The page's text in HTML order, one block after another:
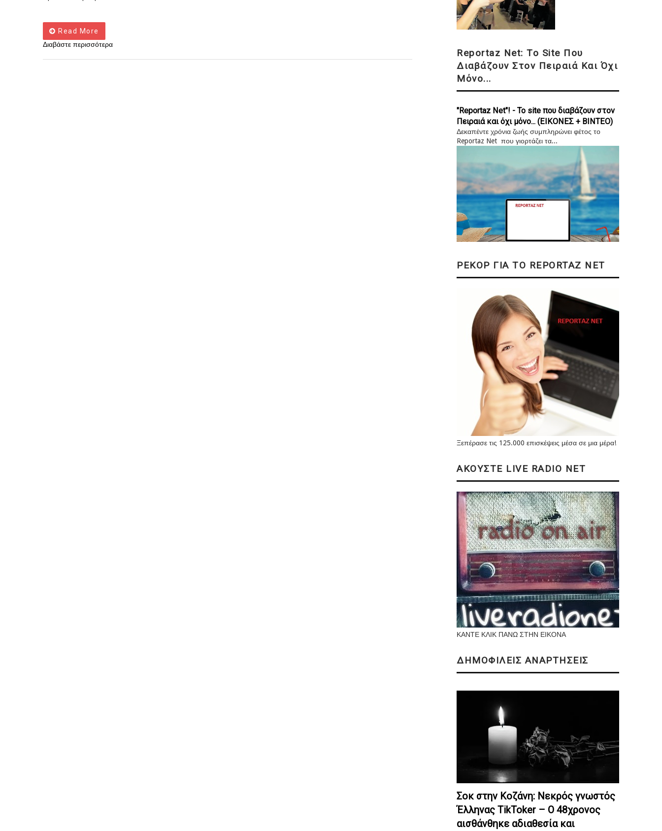
Read More
Διαβάστε περισσότερα
Reportaz Net: Το Site Που
Διαβάζουν Στον Πειραιά Και Όχι
Μόνο...
"Reportaz Net"! - Το site που διαβάζουν στον
Πειραιά και όχι μόνο... (ΕΙΚΟΝΕΣ + ΒΙΝΤΕΟ)
Δεκαπέντε χρόνια ζωής συμπληρώνει φέτος το
Reportaz Net που γιορτάζει τα...
ΡΕΚΟΡ ΓΙΑ ΤΟ REPORTAZ NET
Ξεπέρασε τις 125.000 επισκέψεις μέσα σε μια μέρα!
ΑΚΟΥΣΤΕ LIVE RADIO NET
ΚΑΝΤΕ ΚΛΙΚ ΠΑΝΩ ΣΤΗΝ ΕΙΚΟΝΑ
ΔΗΜΟΦΙΛΕΙΣ ΑΝΑΡΤΗΣΕΙΣ
Σοκ στην Κοζάνη: Nεκρός γνωστός
Έλληνας TikToker – Ο 48χρονος
αισθάνθηκε αδιαθεσία και